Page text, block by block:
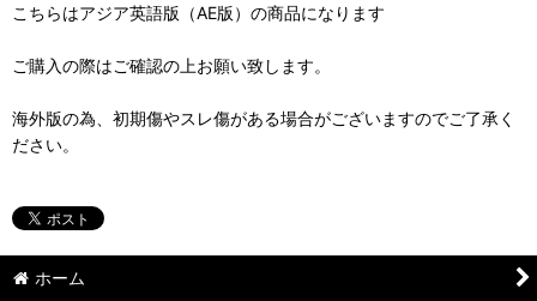
こちらはアジア英語版（AE版）の商品になります
ご購入の際はご確認の上お願い致します。
海外版の為、初期傷やスレ傷がある場合がございますのでご了承く
ださい。
ホーム